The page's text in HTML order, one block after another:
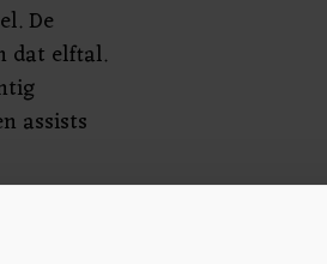
De
dat elftal.
assists